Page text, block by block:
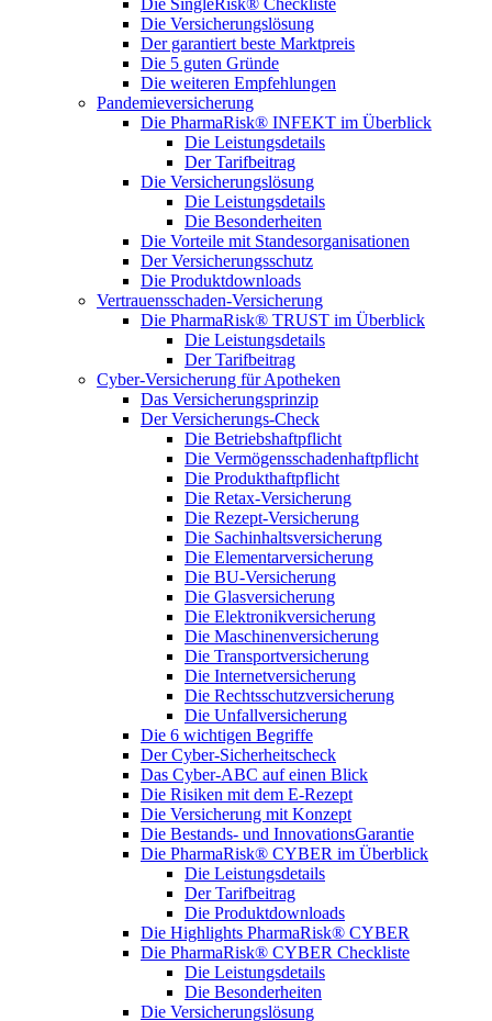
Die SingleRisk® Checkliste
Die Versicherungslösung
Der garantiert beste Marktpreis
Die 5 guten Gründe
Die weiteren Empfehlungen
Pandemieversicherung
Die PharmaRisk® INFEKT im Überblick
Die Leistungsdetails
Der Tarifbeitrag
Die Versicherungslösung
Die Leistungsdetails
Die Besonderheiten
Die Vorteile mit Standesorganisationen
Der Versicherungsschutz
Die Produktdownloads
Vertrauensschaden-Versicherung
Die PharmaRisk® TRUST im Überblick
Die Leistungsdetails
Der Tarifbeitrag
Cyber-Versicherung für Apotheken
Das Versicherungsprinzip
Der Versicherungs-Check
Die Betriebshaftpflicht
Die Vermögensschadenhaftpflicht
Die Produkthaftpflicht
Die Retax-Versicherung
Die Rezept-Versicherung
Die Sachinhaltsversicherung
Die Elementarversicherung
Die BU-Versicherung
Die Glasversicherung
Die Elektronikversicherung
Die Maschinenversicherung
Die Transportversicherung
Die Internetversicherung
Die Rechtsschutzversicherung
Die Unfallversicherung
Die 6 wichtigen Begriffe
Der Cyber-Sicher­heits­check
Das Cyber-ABC auf einen Blick
Die Risiken mit dem E-Rezept
Die Versicherung mit Konzept
Die Bestands- und InnovationsGarantie
Die PharmaRisk® CYBER im Überblick
Die Leistungsdetails
Der Tarifbeitrag
Die Produktdownloads
Die Highlights PharmaRisk® CYBER
Die PharmaRisk® CYBER Checkliste
Die Leistungsdetails
Die Besonderheiten
Die Versicherungslösung